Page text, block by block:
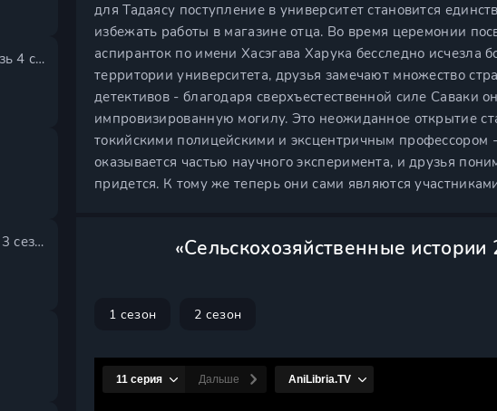
для Тадаясу поступление в университет становится
избежать работы в магазине отца. Во время церемонии
аспиранток по имени Хасэгава Харука бесследно исчезла
территории университета, друзья замечают множество
детективов - благодаря сверхъестественной силе Саваки
импровизированную могилу. Это неожиданное открытие
токийскими полицейскими и эксцентричным
оказывается частью научного эксперимента, и друзья
придется. К тому же теперь они сами являются
«Сельскохозяйственные
1 сезон 2 сезон
О моем перерождении в слизь 4 сезон
Реинкарнация безработного 3 сезон